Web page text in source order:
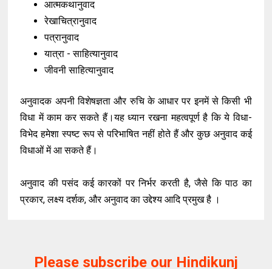
आत्मकथानुवाद
रेखाचित्रानुवाद
पत्रानुवाद
यात्रा - साहित्यानुवाद
जीवनी साहित्यानुवाद
अनुवादक अपनी विशेषज्ञता और रुचि के आधार पर इनमें से किसी भी
विधा में काम कर सकते हैं।यह ध्यान रखना महत्वपूर्ण है कि ये विधा-
विभेद हमेशा स्पष्ट रूप से परिभाषित नहीं होते हैं और कुछ अनुवाद कई
विधाओं में आ सकते हैं।
अनुवाद की पसंद कई कारकों पर निर्भर करती है, जैसे कि पाठ का
प्रकार, लक्ष्य दर्शक, और अनुवाद का उद्देश्य आदि प्रमुख है ।
Please subscribe our Hindikunj